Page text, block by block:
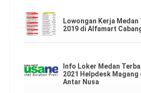
Lowongan Kerja
2019 di Alfamart
Info Loker Medan
2021 Helpdesk Magang
Antar Nusa